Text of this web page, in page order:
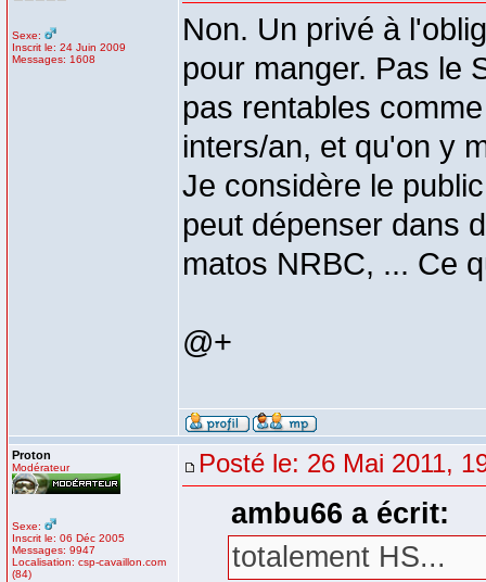
Sexe:
Inscrit le: 24 Juin 2009
Messages: 1608
Non. Un privé à
pour manger. Pas le
pas rentables
inters/an, et qu'on y
Je considère le
peut dépenser dans
matos NRBC, ... Ce
@+
Proton
Modérateur
Sexe:
Inscrit le: 06 Déc 2005
Messages: 9947
Localisation: csp-cavaillon.com
(84)
Posté le: 26 Mai 2011,
ambu66 a écrit:
totalement HS...